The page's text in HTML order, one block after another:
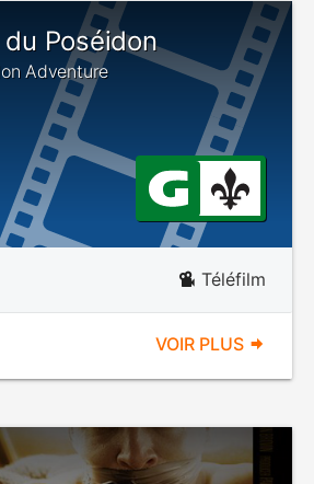
Poséidon
Adventure
Téléfilm
VOIR PLUS